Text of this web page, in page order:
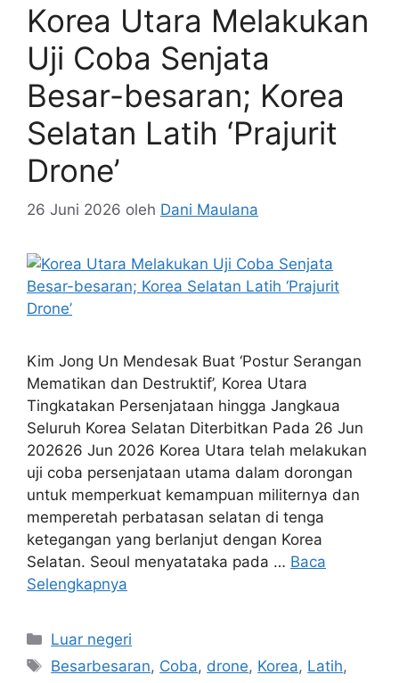
Korea Utara Melakukan
Uji Coba Senjata
Besar-besaran; Korea
Selatan Latih ‘Prajurit
Drone’
26 Juni 2026 oleh Dani Maulana
Kim Jong Un Mendesak Buat ‘Postur Serangan
Mematikan dan Destruktif’, Korea Utara
Tingkatakan Persenjataan hingga Jangkaua
Seluruh Korea Selatan Diterbitkan Pada 26 Jun
202626 Jun 2026 Korea Utara telah melakukan
uji coba persenjataan utama dalam dorongan
untuk memperkuat kemampuan militernya dan
memperetah perbatasan selatan di tenga
ketegangan yang berlanjut dengan Korea
Selatan. Seoul menyatataka pada … Baca
Selengkapnya
Kategori
Luar negeri
Tag
Besarbesaran, Coba, drone, Korea, Latih,